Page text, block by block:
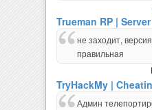
Trueman RP |
не заходит,
правильная
TryHackMy |
Админ